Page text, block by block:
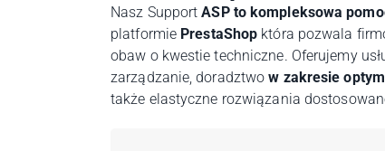
Nasz SupportASP to kompleksowa
platformie PrestaShop która pozwala
obaw o kwestie techniczne. Oferujemy
zarządzanie, doradztwow zakresie
także elastyczne rozwiązania